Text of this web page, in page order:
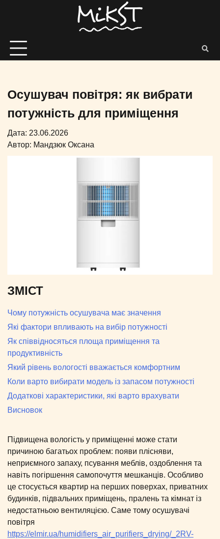
Осушувач повітря: як вибрати
потужність для приміщення
Дата: 23.06.2026
Автор: Мандзюк Оксана
ЗМІСТ
Чому потужність осушувача має значення
Які фактори впливають на вибір потужності
Як співвідносяться площа приміщення та
продуктивність
Який рівень вологості вважається комфортним
Коли варто вибирати модель із запасом потужності
Додаткові характеристики, які варто врахувати
Висновок
Підвищена вологість у приміщенні може стати
причиною багатьох проблем: появи плісняви,
неприємного запаху, псування меблів, оздоблення та
навіть погіршення самопочуття мешканців. Особливо
це стосується квартир на перших поверхах, приватних
будинків, підвальних приміщень, пралень та кімнат із
недостатньою вентиляцією. Саме тому осушувачі
повітря
https://elmir.ua/humidifiers_air_purifiers_drying/_2RV-